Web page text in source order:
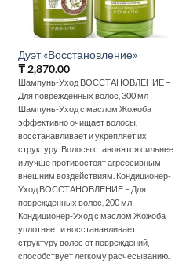
Дуэт «Восстановление»
₸2,870.00
Шампунь-Уход ВОССТАНОВЛЕНИЕ –
Для поврежденных волос, 300 мл
Шампунь-Уход с маслом Жожоба
эффективно очищает волосы,
восстанавливает и укрепляет их
структуру. Волосы становятся сильнее
и лучше противостоят агрессивным
внешним воздействиям. Кондиционер-
Уход ВОССТАНОВЛЕНИЕ – Для
поврежденных волос, 200 мл
Кондиционер-Уход с маслом Жожоба
уплотняет и восстанавливает
структуру волос от повреждений,
способствует легкому расчесыванию.